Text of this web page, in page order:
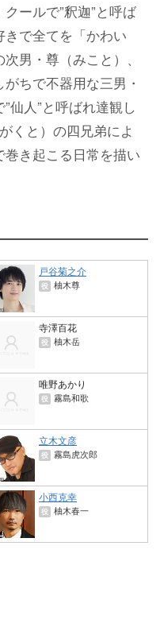
ールで”釈迦”と呼ば
で全てを「かわい
男・尊（みこと）、
ちで不器用な三男・
仙人”と呼ばれ達観し
くと）の四兄弟によ
き起こる日常を描い
戸谷菊之介
役 柚木尊
寺澤百花
役 柚木岳
唯野あかり
役 霧島和歌
立木文彦
役 霧島虎次郎
小西克幸
役 柚木春一